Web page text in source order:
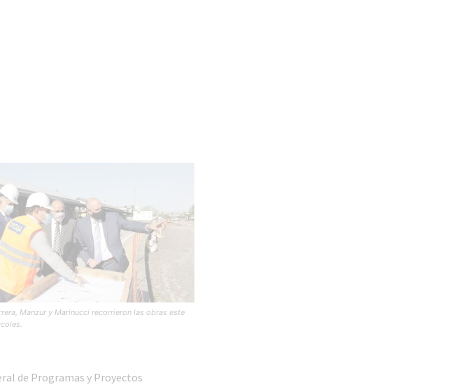
Manzur y Marinucci recorrieron las obras este
de Programas y Proyectos